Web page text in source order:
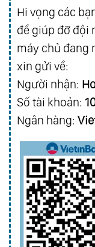
Hi vọng các
để giúp đỡ đội
máy chủ đang
xin gửi về:
Người nhận:
Số tài khoản:
Ngân hàng: